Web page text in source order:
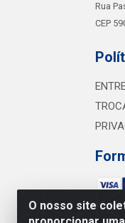
O nosso site
Rua
CEP